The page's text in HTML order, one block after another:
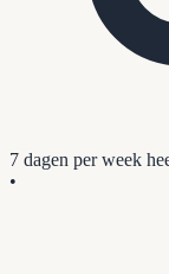
7 dagen per week
•